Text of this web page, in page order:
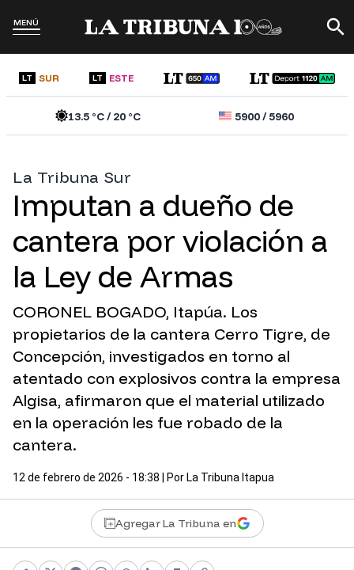
MENÚ
LT SUR LT ESTE
13.5 °C /20 °C 5900/5960
La Tribuna Sur
Imputan a dueño de
cantera por violación a
la Ley de Armas
CORONEL BOGADO, Itapúa. Los
propietarios de la cantera Cerro Tigre, de
Concepción, investigados en torno al
atentado con explosivos contra la empresa
Algisa, afirmaron que el material utilizado
en la operación les fue robado de la
cantera.
12 de febrero de 2026 - 18:38 | Por La Tribuna Itapua
Agregar La Tribuna en